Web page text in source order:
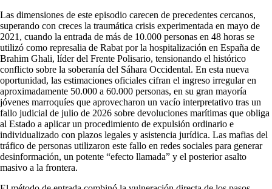
Las dimensiones de este episodio carecen de precedentes cercanos,
superando con creces la traumática crisis experimentada en mayo de
2021, cuando la entrada de más de 10.000 personas en 48 horas se
utilizó como represalia de Rabat por la hospitalización en España de
Brahim Ghali, líder del Frente Polisario, tensionando el histórico
conflicto sobre la soberanía del Sáhara Occidental. En esta nueva
oportunidad, las estimaciones oficiales cifran el ingreso irregular en
aproximadamente 50.000 a 60.000 personas, en su gran mayoría
jóvenes marroquíes que aprovecharon un vacío interpretativo tras un
fallo judicial de julio de 2026 sobre devoluciones marítimas que obliga
al Estado a aplicar un procedimiento de expulsión ordinario e
individualizado con plazos legales y asistencia jurídica. Las mafias del
tráfico de personas utilizaron este fallo en redes sociales para generar
desinformación, un potente “efecto llamada” y el posterior asalto
masivo a la frontera.